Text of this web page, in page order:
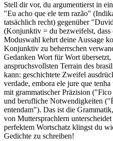
Stell dir vor, du argumentierst in
"Eu acho que ele tem razão"
tatsächlich recht) gegenüber
(Konjunktiv = du bezweifelst, dass
Moduswahl kehrt deine Aussage
Konjunktiv zu beherrschen
Gedanken Wort für Wort
anspruchsvollsten Terrain des
kann: geschichtete Zweifel
verdade, embora ele jure que
mit grammatischer Präzision
und berufliche Notwendigkeiten
entendam"). Das ist die
von Muttersprachlern
perfektem Wortschatz klingst du
Gedichte zu schreiben!